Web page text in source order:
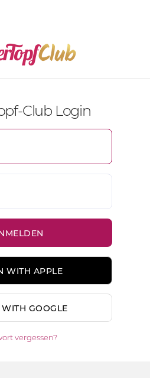
Club Login
WITH APPLE
GOOGLE
vergessen?